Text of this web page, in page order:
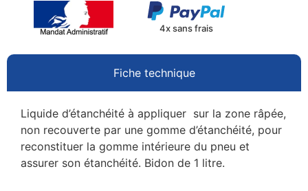
4x sans frais
Fiche technique
Liquide d’étanchéité à appliquer sur la zone râpée,
non recouverte par une gomme d’étanchéité, pour
reconstituer la gomme intérieure du pneu et
assurer son étanchéité. Bidon de 1 litre.